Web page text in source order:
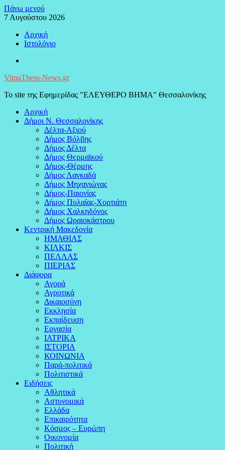
Μεταπηδήστε
στο
Πάνω μενού
7 Αυγούστου 2026
Αρχική
Ιστολόγιο
VimaThess-News.gr
Το site της Εφημερίδας "ΕΛΕΥΘΕΡΟ ΒΗΜΑ" Θεσσαλονίκης
Αρχική
Δήμοι Ν. Θεσσαλονίκης
Δέλτα-Αξιού
Δήμος Βόλβης
Δήμος Δέλτα
Δήμος Θερμαϊκού
Δήμος-Θέρμης
Δήμος Λαγκαδά
Δήμος Μηχανιώνας
Δήμος-Παιονίας
Δήμος Πυλαίας-Χορτιάτη
Δήμος Χαλκηδόνος
Δήμος Ωραιοκάστρου
Κεντρική Μακεδονία
ΗΜΑΘΙΑΣ
ΚΙΛΚΙΣ
ΠΕΛΛΑΣ
ΠΙΕΡΙΑΣ
Διάφορα
Αγορά
Αγροτικά
Δικαιοσύνη
Εκκλησία
Εκπαίδευση
Εργασία
ΙΑΤΡΙΚΑ
ΙΣΤΟΡΙΑ
ΚΟΙΝΩΝΙΑ
Παρά-πολιτικά
Πολιτιστικά
Ειδήσεις
Αθλητικά
Αστυνομικά
Ελλάδα
Επικαιρότητα
Κόσμος – Ευρώπη
Οικονομία
Πολιτική